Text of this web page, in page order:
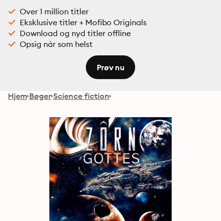
Over 1 million titler
Eksklusive titler + Mofibo Originals
Download og nyd titler offline
Opsig når som helst
Prøv nu
Hjem Bøger Science fiction